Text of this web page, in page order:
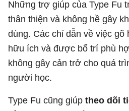
Những trợ giúp của Type Fu
thân thiện và không hề gây
dùng. Các chỉ dẫn về việc gõ
hữu ích và được bố trí phù
không gây cản trở cho quá
người học.
Type Fu cũng giúp theo dõi